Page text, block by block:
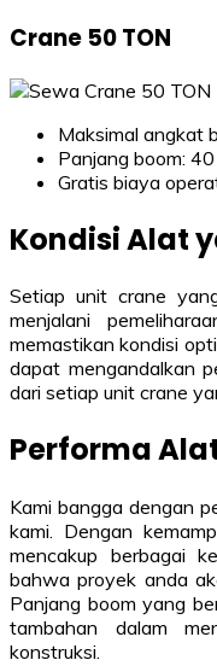
Crane 50 TON
Maksimal angkat
Panjang boom:
Gratis biaya
Kondisi Alat
Setiap unit crane
menjalani
memastikan kondisi
dapat mengandalkan
dari setiap unit crane
Performa
Kami bangga dengan
kami. Dengan
mencakup berbagai
bahwa proyek anda
Panjang boom yang
tambahan dalam
konstruksi.